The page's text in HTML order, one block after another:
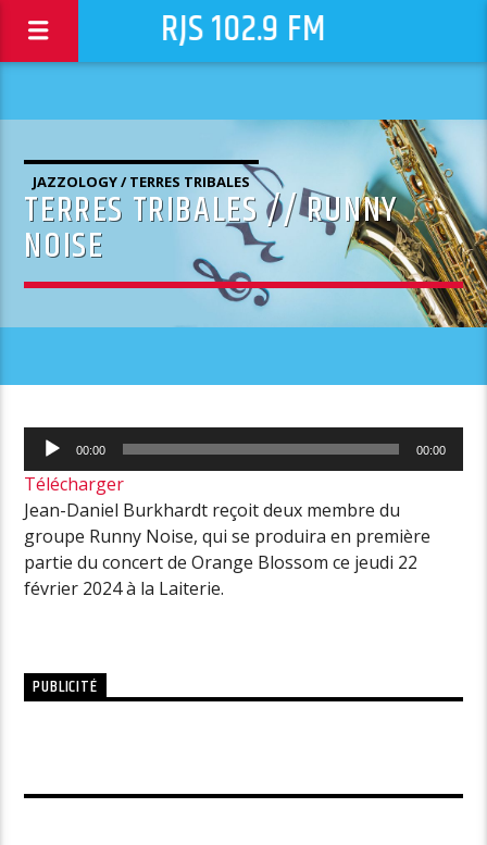
RJS 102.9 FM
JAZZOLOGY / TERRES TRIBALES
TERRES TRIBALES // RUNNY
NOISE
Lecteur
audio
00:00 00:00
Télécharger
Jean-Daniel Burkhardt reçoit deux membre du
groupe Runny Noise, qui se produira en première
partie du concert de Orange Blossom ce jeudi 22
février 2024 à la Laiterie.
PUBLICITÉ